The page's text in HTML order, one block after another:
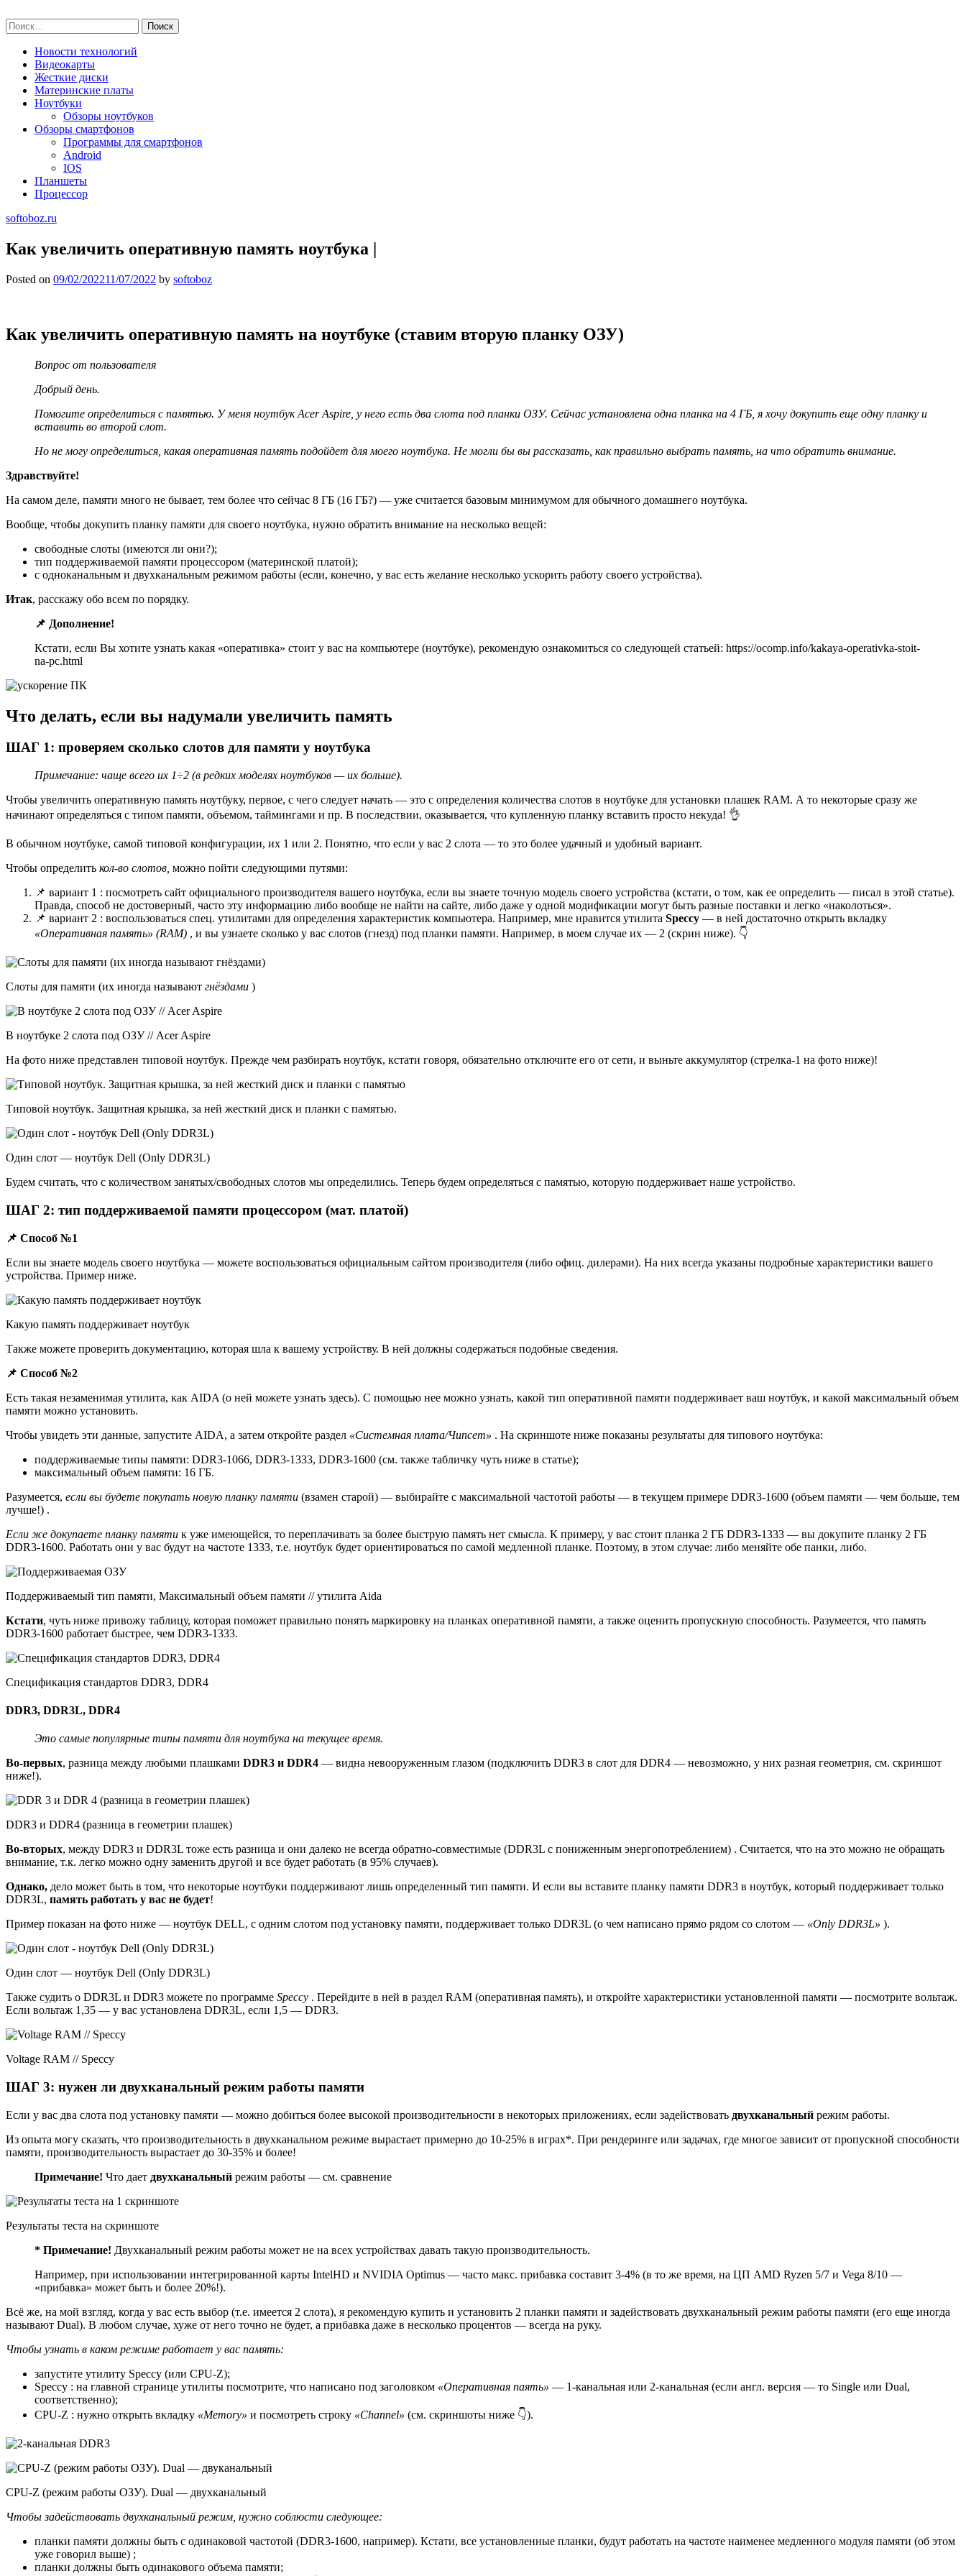
to
content
Найти:
Новости технологий
Видеокарты
Жесткие диски
Материнские платы
Ноутбуки
Обзоры ноутбуков
Обзоры смартфонов
Программы для смартфонов
Android
IOS
Планшеты
Процессор
softoboz.ru
Как увеличить оперативную память ноутбука |
Posted on 09/02/202211/07/2022 by softoboz
Как увеличить оперативную память на ноутбуке (ставим вторую планку ОЗУ)
Вопрос от пользователя
Добрый день.
Помогите определиться с памятью. У меня ноутбук Acer Aspire, у него есть два слота под планки ОЗУ. Сейчас установлена одна планка на 4 ГБ, я хочу докупить еще одну планку и
вставить во второй слот.
Но не могу определиться, какая оперативная память подойдет для моего ноутбука. Не могли бы вы рассказать, как правильно выбрать память, на что обратить внимание.
Здравствуйте!
На самом деле, памяти много не бывает, тем более что сейчас 8 ГБ (16 ГБ?) — уже считается базовым минимумом для обычного домашнего ноутбука.
Вообще, чтобы докупить планку памяти для своего ноутбука, нужно обратить внимание на несколько вещей:
свободные слоты (имеются ли они?);
тип поддерживаемой памяти процессором (материнской платой);
с одноканальным и двухканальным режимом работы (если, конечно, у вас есть желание несколько ускорить работу своего устройства).
Итак, расскажу обо всем по порядку.
📌 Дополнение!
Кстати, если Вы хотите узнать какая «оперативка» стоит у вас на компьютере (ноутбуке), рекомендую ознакомиться со следующей статьей: https://ocomp.info/kakaya-operativka-stoit-
na-pc.html
Что делать, если вы надумали увеличить память
ШАГ 1: проверяем сколько слотов для памяти у ноутбука
Примечание: чаще всего их 1÷2 (в редких моделях ноутбуков — их больше).
Чтобы увеличить оперативную память ноутбуку, первое, с чего следует начать — это с определения количества слотов в ноутбуке для установки плашек RAM. А то некоторые сразу же
начинают определяться с типом памяти, объемом, таймингами и пр. В последствии, оказывается, что купленную планку вставить просто некуда! 👌
В обычном ноутбуке, самой типовой конфигурации, их 1 или 2. Понятно, что если у вас 2 слота — то это более удачный и удобный вариант.
Чтобы определить кол-во слотов, можно пойти следующими путями:
📌 вариант 1 : посмотреть сайт официального производителя вашего ноутбука, если вы знаете точную модель своего устройства (кстати, о том, как ее определить — писал в этой статье).
Правда, способ не достоверный, часто эту информацию либо вообще не найти на сайте, либо даже у одной модификации могут быть разные поставки и легко «наколоться».
📌 вариант 2 : воспользоваться спец. утилитами для определения характеристик компьютера. Например, мне нравится утилита Speccy — в ней достаточно открыть вкладку
«Оперативная память» (RAM) , и вы узнаете сколько у вас слотов (гнезд) под планки памяти. Например, в моем случае их — 2 (скрин ниже). 👇
Слоты для памяти (их иногда называют гнёздами )
В ноутбуке 2 слота под ОЗУ // Acer Aspire
На фото ниже представлен типовой ноутбук. Прежде чем разбирать ноутбук, кстати говоря, обязательно отключите его от сети, и выньте аккумулятор (стрелка-1 на фото ниже)!
Типовой ноутбук. Защитная крышка, за ней жесткий диск и планки с памятью.
Один слот — ноутбук Dell (Only DDR3L)
Будем считать, что с количеством занятых/свободных слотов мы определились. Теперь будем определяться с памятью, которую поддерживает наше устройство.
ШАГ 2: тип поддерживаемой памяти процессором (мат. платой)
📌 Способ №1
Если вы знаете модель своего ноутбука — можете воспользоваться официальным сайтом производителя (либо офиц. дилерами). На них всегда указаны подробные характеристики вашего
устройства. Пример ниже.
Какую память поддерживает ноутбук
Также можете проверить документацию, которая шла к вашему устройству. В ней должны содержаться подобные сведения.
📌 Способ №2
Есть такая незаменимая утилита, как AIDA (о ней можете узнать здесь). С помощью нее можно узнать, какой тип оперативной памяти поддерживает ваш ноутбук, и какой максимальный объем
памяти можно установить.
Чтобы увидеть эти данные, запустите AIDA, а затем откройте раздел «Системная плата/Чипсет» . На скриншоте ниже показаны результаты для типового ноутбука:
поддерживаемые типы памяти: DDR3-1066, DDR3-1333, DDR3-1600 (см. также табличку чуть ниже в статье);
максимальный объем памяти: 16 ГБ.
Разумеется, если вы будете покупать новую планку памяти (взамен старой) — выбирайте с максимальной частотой работы — в текущем примере DDR3-1600 (объем памяти — чем больше, тем
лучше!) .
Если же докупаете планку памяти к уже имеющейся, то переплачивать за более быструю память нет смысла. К примеру, у вас стоит планка 2 ГБ DDR3-1333 — вы докупите планку 2 ГБ
DDR3-1600. Работать они у вас будут на частоте 1333, т.е. ноутбук будет ориентироваться по самой медленной планке. Поэтому, в этом случае: либо меняйте обе панки, либо.
Поддерживаемый тип памяти, Максимальный объем памяти // утилита Aida
Кстати, чуть ниже привожу таблицу, которая поможет правильно понять маркировку на планках оперативной памяти, а также оценить пропускную способность. Разумеется, что память
DDR3-1600 работает быстрее, чем DDR3-1333.
Спецификация стандартов DDR3, DDR4
DDR3, DDR3L, DDR4
Это самые популярные типы памяти для ноутбука на текущее время.
Во-первых, разница между любыми плашками DDR3 и DDR4 — видна невооруженным глазом (подключить DDR3 в слот для DDR4 — невозможно, у них разная геометрия, см. скриншот
ниже!).
DDR3 и DDR4 (разница в геометрии плашек)
Во-вторых, между DDR3 и DDR3L тоже есть разница и они далеко не всегда обратно-совместимые (DDR3L с пониженным энергопотреблением) . Считается, что на это можно не обращать
внимание, т.к. легко можно одну заменить другой и все будет работать (в 95% случаев).
Однако, дело может быть в том, что некоторые ноутбуки поддерживают лишь определенный тип памяти. И если вы вставите планку памяти DDR3 в ноутбук, который поддерживает только
DDR3L, память работать у вас не будет!
Пример показан на фото ниже — ноутбук DELL, с одним слотом под установку памяти, поддерживает только DDR3L (о чем написано прямо рядом со слотом — «Only DDR3L» ).
Один слот — ноутбук Dell (Only DDR3L)
Также судить о DDR3L и DDR3 можете по программе Speccy . Перейдите в ней в раздел RAM (оперативная память), и откройте характеристики установленной памяти — посмотрите вольтаж.
Если вольтаж 1,35 — у вас установлена DDR3L, если 1,5 — DDR3.
Voltage RAM // Speccy
ШАГ 3: нужен ли двухканальный режим работы памяти
Если у вас два слота под установку памяти — можно добиться более высокой производительности в некоторых приложениях, если задействовать двухканальный режим работы.
Из опыта могу сказать, что производительность в двухканальном режиме вырастает примерно до 10-25% в играх*. При рендеринге или задачах, где многое зависит от пропускной способности
памяти, производительность вырастает до 30-35% и более!
Примечание! Что дает двухканальный режим работы — см. сравнение
Результаты теста на скриншоте
* Примечание! Двухканальный режим работы может не на всех устройствах давать такую производительность.
Например, при использовании интегрированной карты IntelHD и NVIDIA Optimus — часто макс. прибавка составит 3-4% (в то же время, на ЦП AMD Ryzen 5/7 и Vega 8/10 —
«прибавка» может быть и более 20%!).
Всё же, на мой взгляд, когда у вас есть выбор (т.е. имеется 2 слота), я рекомендую купить и установить 2 планки памяти и задействовать двухканальный режим работы памяти (его еще иногда
называют Dual). В любом случае, хуже от него точно не будет, а прибавка даже в несколько процентов — всегда на руку.
Чтобы узнать в каком режиме работает у вас память:
запустите утилиту Speccy (или CPU-Z);
Speccy : на главной странице утилиты посмотрите, что написано под заголовком «Оперативная паять» — 1-канальная или 2-канальная (если англ. версия — то Single или Dual,
соответственно);
CPU-Z : нужно открыть вкладку «Memory» и посмотреть строку «Channel» (см. скриншоты ниже 👇).
CPU-Z (режим работы ОЗУ). Dual — двухканальный
Чтобы задействовать двухканальный режим, нужно соблюсти следующее:
планки памяти должны быть с одинаковой частотой (DDR3-1600, например). Кстати, все установленные планки, будут работать на частоте наименее медленного модуля памяти (об этом
уже говорил выше) ;
планки должны быть одинакового объема памяти;